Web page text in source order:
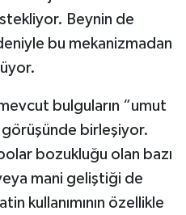
Beynin de
bu mekanizmadan
bulguların “umut
birleşiyor.
bozukluğu olan bazı
mani geliştiği de
kullanımının özellikle